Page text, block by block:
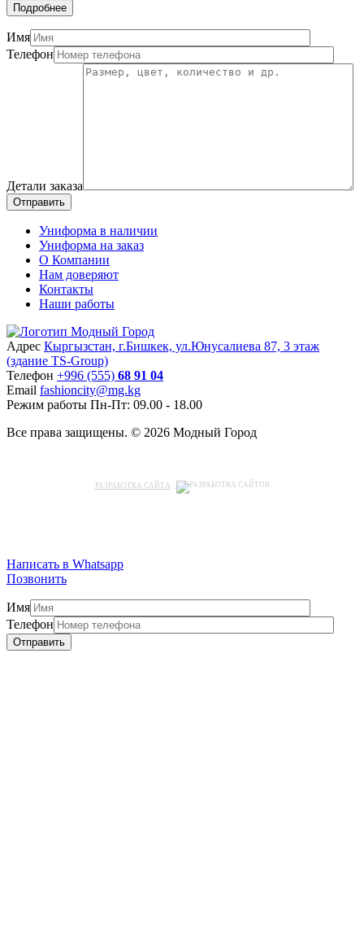
Подробнее
Имя
Телефон
Детали заказа
Отправить
Униформа в наличии
Униформа на заказ
О Компании
Нам доверяют
Контакты
Наши работы
Адрес Кыргызстан, г.Бишкек, ул.Юнусалиева 87, 3 этаж
(здание TS-Group)
Teлефон +996 (555) 68 91 04
Email fashioncity@mg.kg
Режим работы Пн-Пт: 09.00 - 18.00
Все права защищены. © 2026 Модный Город
РАЗРАБОТКА САЙТА
Написать в Whatsapp
Позвонить
Имя
Телефон
Отправить